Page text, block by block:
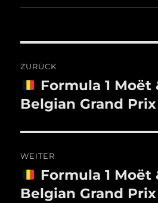
ZURÜCK
Vorheriger
Beitrag:
Formula 1 Moët
Belgian Grand
WEITER
Nächster
Beitrag:
Formula 1 Moët
Belgian Grand